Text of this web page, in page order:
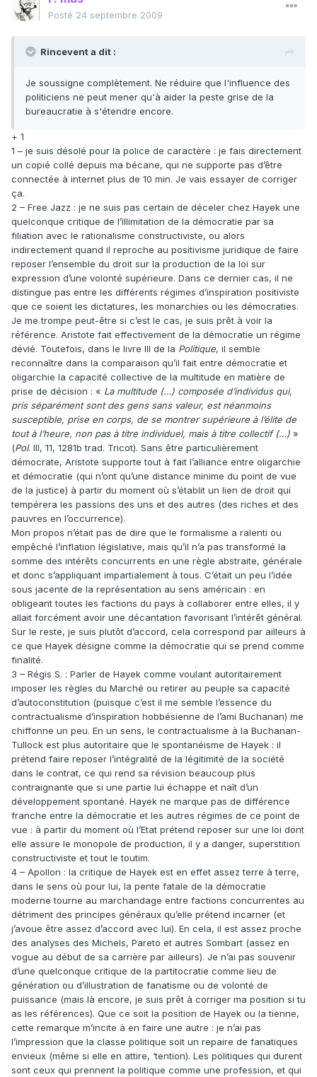
Posté 24 septembre 2009
Rincevent a dit :
Je soussigne complètement. Ne réduire que l'influence des
politiciens ne peut mener qu'à aider la peste grise de la
bureaucratie à s'étendre encore.
+ 1
1 – je suis désolé pour la police de caractère : je fais directement
un copié collé depuis ma bécane, qui ne supporte pas d’être
connectée à internet plus de 10 min. Je vais essayer de corriger
ça.
2 – Free Jazz : je ne suis pas certain de déceler chez Hayek une
quelconque critique de l’illimitation de la démocratie par sa
filiation avec le rationalisme constructiviste, ou alors
indirectement quand il reproche au positivisme juridique de faire
reposer l’ensemble du droit sur la production de la loi sur
expression d’une volonté supérieure. Dans ce dernier cas, il ne
distingue pas entre les différents régimes d’inspiration positiviste
que ce soient les dictatures, les monarchies ou les démocraties.
Je me trompe peut-être si c’est le cas, je suis prêt à voir la
référence. Aristote fait effectivement de la démocratie un régime
dévié. Toutefois, dans le livre III de la Politique, il semble
reconnaître dans la comparaison qu’il fait entre démocratie et
oligarchie la capacité collective de la multitude en matière de
prise de décision : « La multitude (…) composée d’individus qui,
pris séparément sont des gens sans valeur, est néanmoins
susceptible, prise en corps, de se montrer supérieure à l’élite de
tout à l’heure, non pas à titre individuel, mais à titre collectif (…) »
(Pol. III, 11, 1281b trad. Tricot). Sans être particulièrement
démocrate, Aristote supporte tout à fait l’alliance entre oligarchie
et démocratie (qui n’ont qu’une distance minime du point de vue
de la justice) à partir du moment où s’établit un lien de droit qui
tempérera les passions des uns et des autres (des riches et des
pauvres en l’occurrence).
Mon propos n’était pas de dire que le formalisme a ralenti ou
empêché l’inflation législative, mais qu’il n’a pas transformé la
somme des intérêts concurrents en une règle abstraite, générale
et donc s’appliquant impartialement à tous. C’était un peu l’idée
sous jacente de la représentation au sens américain : en
obligeant toutes les factions du pays à collaborer entre elles, il y
allait forcément avoir une décantation favorisant l’intérêt général.
Sur le reste, je suis plutôt d’accord, cela correspond par ailleurs à
ce que Hayek désigne comme la démocratie qui se prend comme
finalité.
3 – Régis S. : Parler de Hayek comme voulant autoritairement
imposer les règles du Marché ou retirer au peuple sa capacité
d’autoconstitution (puisque c’est il me semble l’essence du
contractualisme d’inspiration hobbésienne de l’ami Buchanan) me
chiffonne un peu. En un sens, le contractualisme à la Buchanan-
Tullock est plus autoritaire que le spontanéisme de Hayek : il
prétend faire reposer l’intégralité de la légitimité de la société
dans le contrat, ce qui rend sa révision beaucoup plus
contraignante que si une partie lui échappe et naît d’un
développement spontané. Hayek ne marque pas de différence
franche entre la démocratie et les autres régimes de ce point de
vue : à partir du moment où l’Etat prétend reposer sur une loi dont
elle assure le monopole de production, il y a danger, superstition
constructiviste et tout le toutim.
4 – Apollon : la critique de Hayek est en effet assez terre à terre,
dans le sens où pour lui, la pente fatale de la démocratie
moderne tourne au marchandage entre factions concurrentes au
détriment des principes généraux qu’elle prétend incarner (et
j’avoue être assez d’accord avec lui). En cela, il est assez proche
des analyses des Michels, Pareto et autres Sombart (assez en
vogue au début de sa carrière par ailleurs). Je n’ai pas souvenir
d’une quelconque critique de la partitocratie comme lieu de
génération ou d’illustration de fanatisme ou de volonté de
puissance (mais là encore, je suis prêt à corriger ma position si tu
as les références). Que ce soit la position de Hayek ou la tienne,
cette remarque m’incite à en faire une autre : je n’ai pas
l’impression que la classe politique soit un repaire de fanatiques
envieux (même si elle en attire, ‘tention). Les politiques qui durent
sont ceux qui prennent la politique comme une profession, et qui